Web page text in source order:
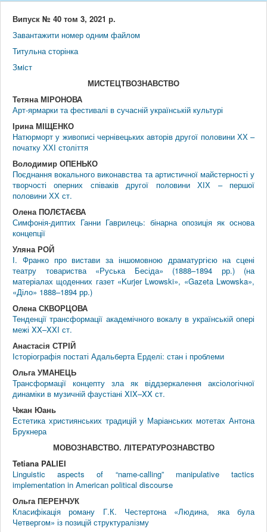
Випуск № 40 том 3, 2021 р.
Завантажити номер одним файлом
Титульна сторінка
Змiст
МИСТЕЦТВОЗНАВСТВО
Тетяна МІРОНОВА
Арт-ярмарки та фестивалі в сучасній українській культурі
Ірина МІЩЕНКО
Натюрморт у живописі чернівецьких авторів другої половини ХХ –
початку ХХІ століття
Володимир ОПЕНЬКО
Поєднання вокального виконавства та артистичної майстерності у
творчості оперних співаків другої половини ХІХ – першої
половини ХХ ст.
Олена ПОЛЄТАЄВА
Симфонія-диптих Ганни Гаврилець: бінарна опозиція як основа
концепції
Уляна РОЙ
І. Франко про вистави за іншомовною драматургією на сцені
театру товариства «Руська Бесіда» (1888–1894 рр.) (на
матеріалах щоденних газет «Kurjer Lwowski», «Gazeta Lwowska»,
«Діло» 1888–1894 рр.)
Олена СКВОРЦОВА
Тенденції трансформації академічного вокалу в українській опері
межі XX–XXI ст.
Анастасія СТРІЙ
Історіографія постаті Адальберта Ерделі: стан і проблеми
Ольга УМАНЕЦЬ
Трансформації концепту зла як віддзеркалення аксіологічної
динаміки в музичній фаустіані XIX–XX ст.
Чжан Юань
Естетика християнських традицій у Маріанських мотетах Антона
Брукнера
МОВОЗНАВСТВО. ЛIТЕРАТУРОЗНАВСТВО
Tetiana PALIEI
Linguistic aspects of “name-calling” manipulative tactics
implementation in American political discourse
Ольга ПЕРЕНЧУК
Класифікація роману Г.К. Честертона «Людина, яка була
Четвергом» із позицій структуралізму